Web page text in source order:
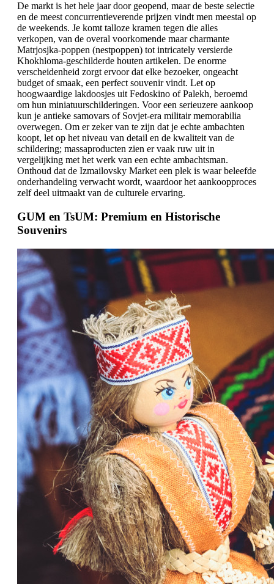
De markt is het hele jaar door geopend, maar de beste selectie
en de meest concurrentieverende prijzen vindt men meestal op
de weekends. Je komt talloze kramen tegen die alles
verkopen, van de overal voorkomende maar charmante
Matrjosjka-poppen (nestpoppen) tot intricately versierde
Khokhloma-geschilderde houten artikelen. De enorme
verscheidenheid zorgt ervoor dat elke bezoeker, ongeacht
budget of smaak, een perfect souvenir vindt. Let op
hoogwaardige lakdoosjes uit Fedoskino of Palekh, beroemd
om hun miniatuurschilderingen. Voor een serieuzere aankoop
kun je antieke samovars of Sovjet-era militair memorabilia
overwegen. Om er zeker van te zijn dat je echte ambachten
koopt, let op het niveau van detail en de kwaliteit van de
schildering; massaproducten zien er vaak ruw uit in
vergelijking met het werk van een echte ambachtsman.
Onthoud dat de Izmailovsky Market een plek is waar beleefde
onderhandeling verwacht wordt, waardoor het aankoopproces
zelf deel uitmaakt van de culturele ervaring.
GUM en TsUM: Premium en Historische
Souvenirs